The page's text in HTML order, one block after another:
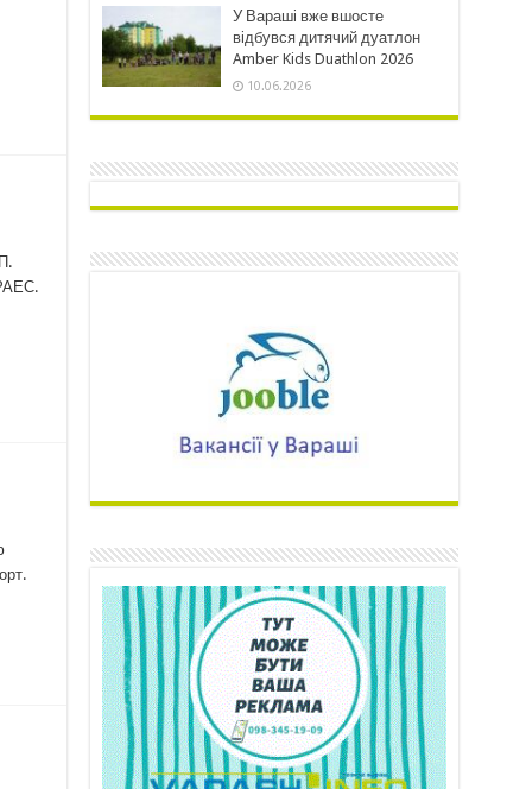
У Вараші вже вшосте
відбувся дитячий дуатлон
Amber Kids Duathlon 2026
10.06.2026